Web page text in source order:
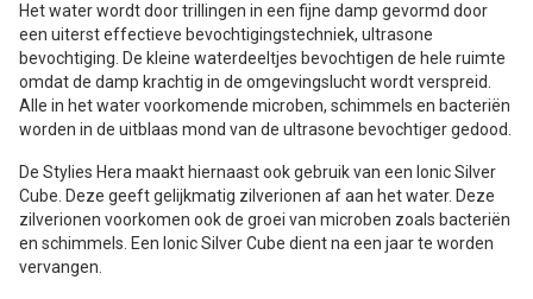
Het water wordt door trillingen in een fijne damp gevormd door
een uiterst effectieve bevochtigingstechniek, ultrasone
bevochtiging. De kleine waterdeeltjes bevochtigen de hele ruimte
omdat de damp krachtig in de omgevingslucht wordt verspreid.
Alle in het water voorkomende microben, schimmels en bacteriën
worden in de uitblaas mond van de ultrasone bevochtiger gedood.
De Stylies Hera maakt hiernaast ook gebruik van een Ionic Silver
Cube. Deze geeft gelijkmatig zilverionen af aan het water. Deze
zilverionen voorkomen ook de groei van microben zoals bacteriën
en schimmels. Een Ionic Silver Cube dient na een jaar te worden
vervangen.